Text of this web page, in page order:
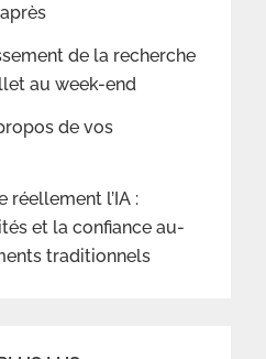
de la recherche
au week-end
de vos
réellement l’IA :
et la confiance au-
traditionnels